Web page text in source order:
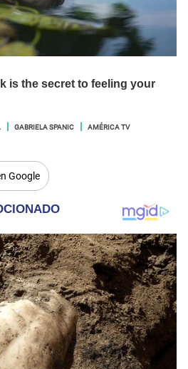
GABRIELA SPANIC
AMÉRICA TV
Google